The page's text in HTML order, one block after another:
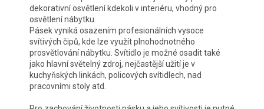
dekorativní osvětlení kdekoli v interiéru, vhodný pro
osvětlení nábytku.
Pásek vyniká osazením profesionálních vysoce
svítivých čipů, kde lze využít plnohodnotného
prosvětlování nábytku. Svítidlo je možné osadit také
jako hlavní světelný zdroj, nejčastější užití je v
kuchyňských linkách, policových svítidlech, nad
pracovními stoly atd.